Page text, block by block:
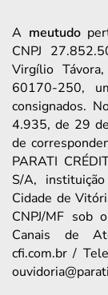
A meutudo
CNPJ
Virgílio
60170-250,
consignados.
4.935, de 29
de
PARATI
S/A,
Cidade de
CNPJ/MF sob
Canais de
cfi.com.br /